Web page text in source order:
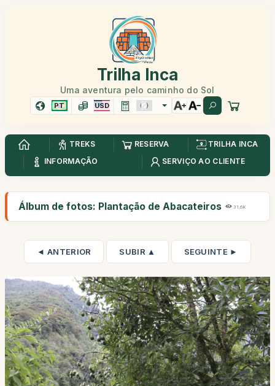
Trilha Inca
Uma aventura pelo caminho do Sol
PT USD
TREKS RESERVA
TRILHA INCA
INFORMAÇÃO
SERVIÇO AO CLIENTE
Álbum de fotos: Plantação de Abacateiros 31,6K
◄ ANTERIOR SUBIR ▲ SEGUINTE ►